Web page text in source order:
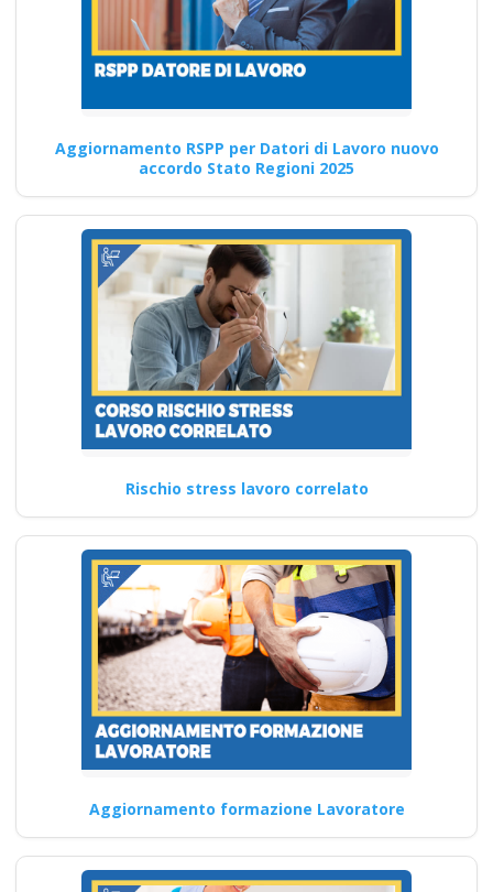
preposto datore
lavoratori ddl dlspp
Corso Formatore per la
Sicurezza sul Lavoro: Teoria
Continua
Corso Sicurezza
Domiciliare:
Sicurezza e
Normative per
Lavoro a Domicilio
corso formatore rspp
datore lavoratori
rischio basso medio
alto
Corso avanzato per
professionisti del settore
edile: cosa imparerai Quali
sono i…
Aggiornamento RSPP per Datori di Lavoro nuovo
accordo Stato Regioni 2025
Rischio stress lavoro correlato
Aggiornamento formazione Lavoratore